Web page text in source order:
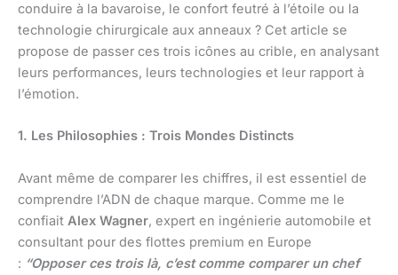
conduire à la bavaroise, le confort feutré à l’étoile ou la
technologie chirurgicale aux anneaux ? Cet article se
propose de passer ces trois icônes au crible, en analysant
leurs performances, leurs technologies et leur rapport à
l’émotion.
1. Les Philosophies : Trois Mondes Distincts
Avant même de comparer les chiffres, il est essentiel de
comprendre l’ADN de chaque marque. Comme me le
confiait Alex Wagner, expert en ingénierie automobile et
consultant pour des flottes premium en Europe
: “Opposer ces trois là, c’est comme comparer un chef